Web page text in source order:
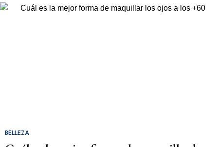
BELLEZA